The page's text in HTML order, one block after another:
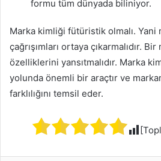
formu tüm dünyada biliniyor.
Marka kimliği fütüristik olmalı.
çağrışımları ortaya çıkarmalıdır. Bir
özelliklerini yansıtmalıdır. Marka
yolunda önemli bir araçtır ve
farklılığını temsil eder.